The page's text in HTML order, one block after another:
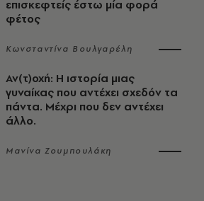
επισκεφτείς έστω μία φορά
φέτος
Κωνσταντίνα Βουλγαρέλη
Αν(τ)οχή: Η ιστορία μιας
γυναίκας που αντέχει σχεδόν τα
πάντα. Μέχρι που δεν αντέχει
άλλο.
Μανίνα Ζουμπουλάκη